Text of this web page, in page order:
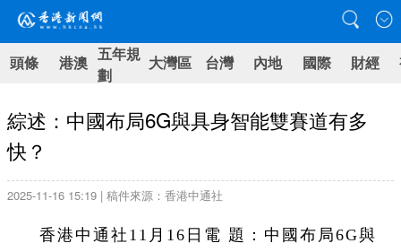
頭條 港澳 五年規
劃
大灣區 台灣 內地 國際 財經
綜述：中國布局6G與具身智能雙賽道有多
快？
2025-11-16 15:19 | 稿件來源：香港中通社
香港中通社11月16日電 題：中國布局6G與